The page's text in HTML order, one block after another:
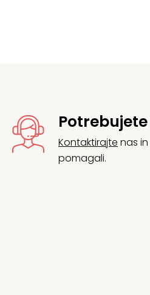
Kontaktirajte nas
pomagali.